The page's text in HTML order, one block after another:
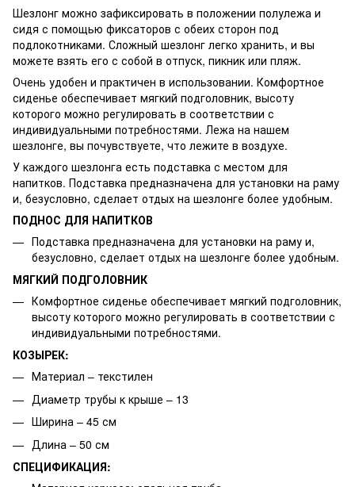
Шезлонг можно зафиксировать в положении полулежа и
сидя с помощью фиксаторов с обеих сторон под
подлокотниками. Сложный шезлонг легко хранить, и вы
можете взять его с собой в отпуск, пикник или пляж.
Очень удобен и практичен в использовании. Комфортное
сиденье обеспечивает мягкий подголовник, высоту
которого можно регулировать в соответствии с
индивидуальными потребностями. Лежа на нашем
шезлонге, вы почувствуете, что лежите в воздухе.
У каждого шезлонга есть подставка с местом для
напитков. Подставка предназначена для установки на раму
и, безусловно, сделает отдых на шезлонге более удобным.
ПОДНОС ДЛЯ НАПИТКОВ
Подставка предназначена для установки на раму и,
безусловно, сделает отдых на шезлонге более удобным.
МЯГКИЙ ПОДГОЛОВНИК
Комфортное сиденье обеспечивает мягкий подголовник,
высоту которого можно регулировать в соответствии с
индивидуальными потребностями.
КОЗЫРЕК:
Материал – текстилен
Диаметр трубы к крыше – 13
Ширина – 45 см
Длина – 50 см
СПЕЦИФИКАЦИЯ: